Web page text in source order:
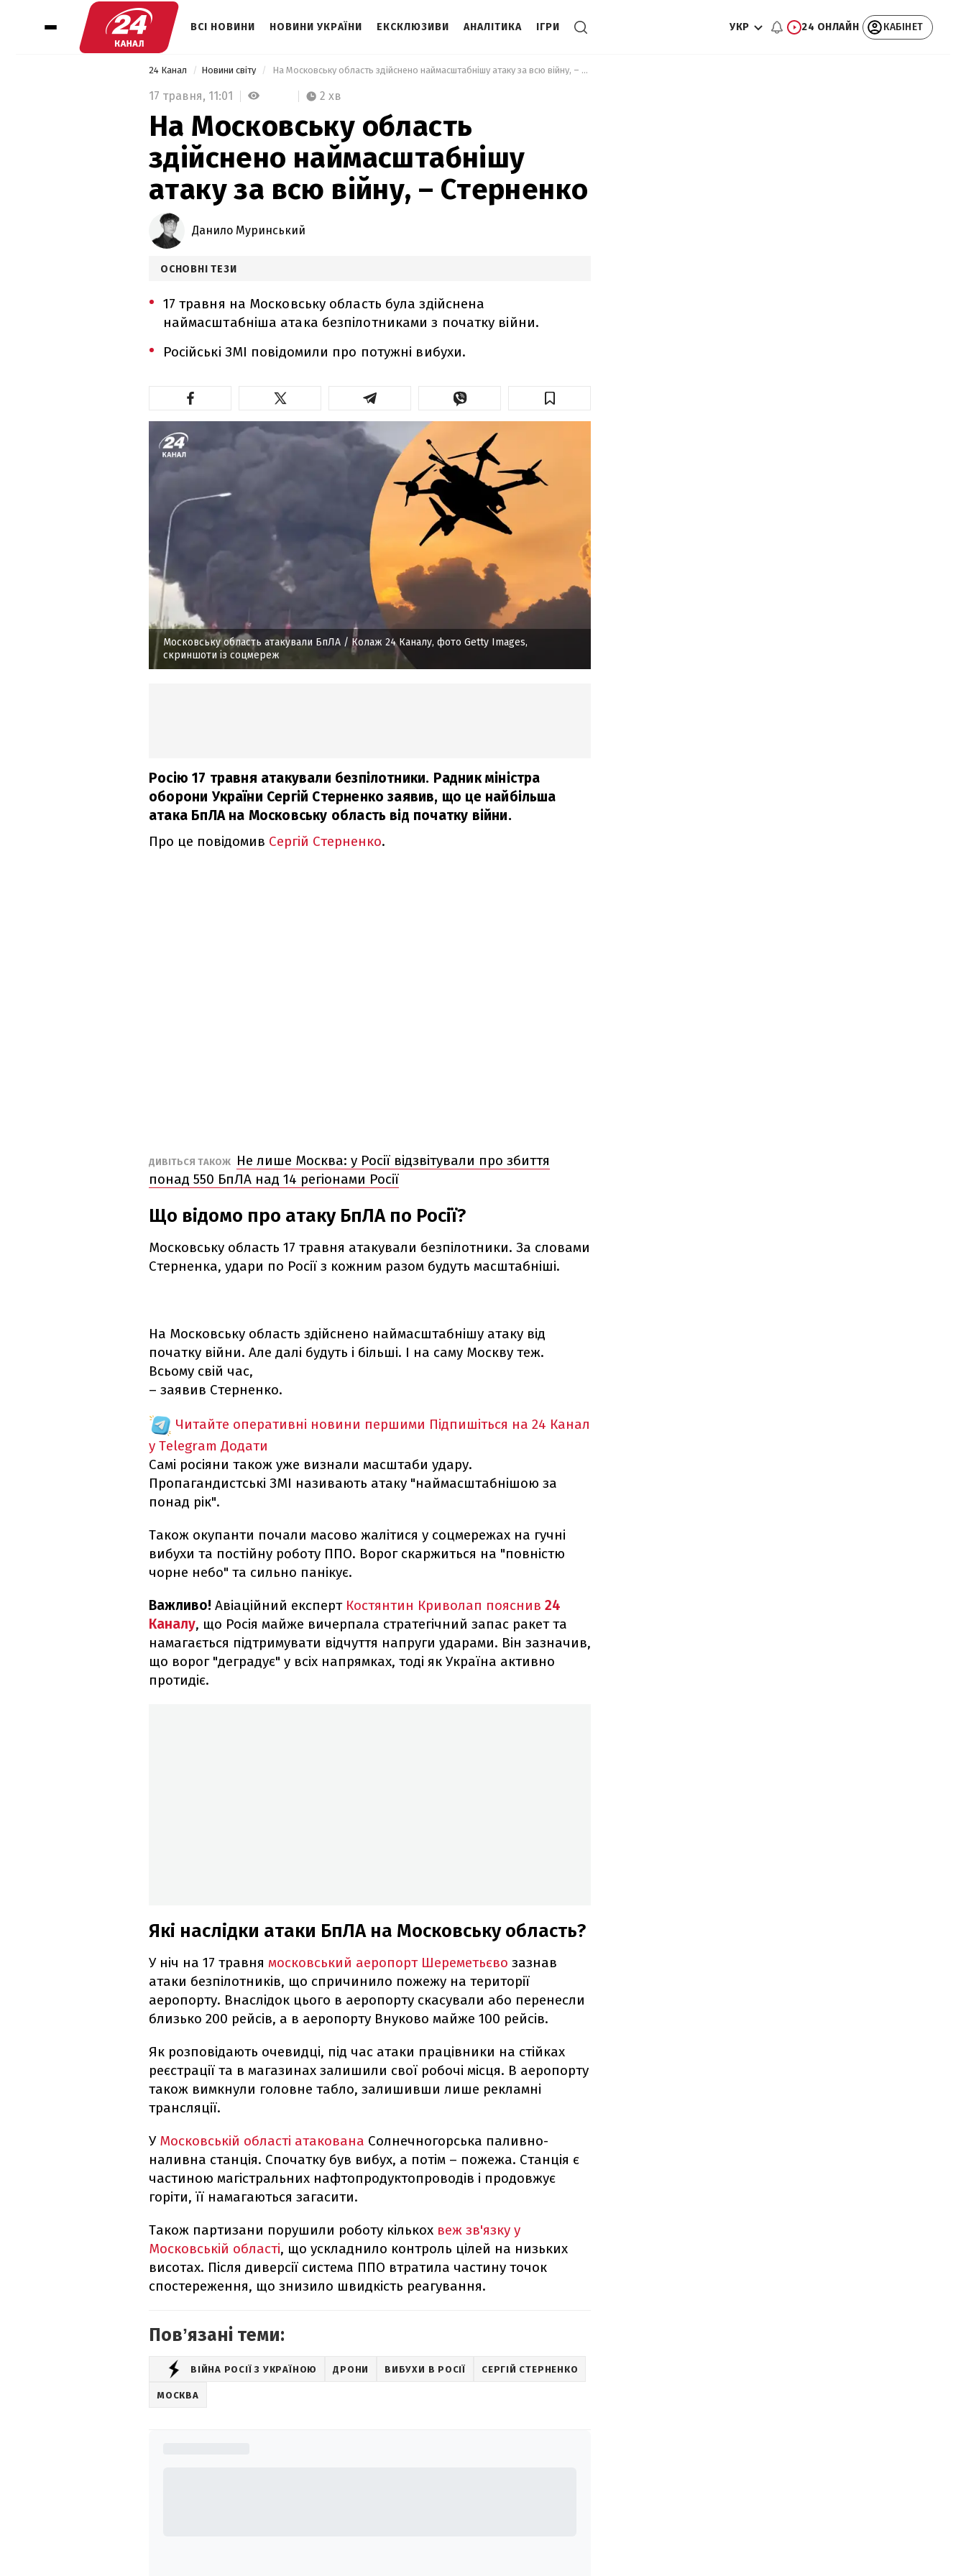
ВСІ НОВИНИ НОВИНИ УКРАЇНИ ЕКСКЛЮЗИВИ АНАЛІТИКА ІГРИ УКР 24 ОНЛАЙН КАБІНЕТ
24 Канал Новини світу На Московську область здійснено наймасштабнішу атаку за всю війну, – Стерненко
17 травня, 11:01 2 хв
На Московську область
здійснено наймасштабнішу
атаку за всю війну, – Стерненко
Данило Муринський
ОСНОВНІ ТЕЗИ
17 травня на Московську область була здійснена
наймасштабніша атака безпілотниками з початку війни.
Російські ЗМІ повідомили про потужні вибухи.
Московську область атакували БпЛА / Колаж 24 Каналу, фото Getty Images,
скриншоти із соцмереж
Росію 17 травня атакували безпілотники. Радник міністра
оборони України Сергій Стерненко заявив, що це найбільша
атака БпЛА на Московську область від початку війни.
Про це повідомив Сергій Стерненко.
ДИВІТЬСЯ ТАКОЖ
Не лише Москва: у Росії відзвітували про збиття
понад 550 БпЛА над 14 регіонами Росії
Що відомо про атаку БпЛА по Росії?
Московську область 17 травня атакували безпілотники. За словами
Стерненка, удари по Росії з кожним разом будуть масштабніші.
На Московську область здійснено наймасштабнішу атаку від
початку війни. Але далі будуть і більші. І на саму Москву теж.
Всьому свій час,
– заявив Стерненко.
Читайте оперативні новини першими Підпишіться на 24 Канал
у Telegram Додати
Самі росіяни також уже визнали масштаби удару.
Пропагандистські ЗМІ називають атаку "наймасштабнішою за
понад рік".
Також окупанти почали масово жалітися у соцмережах на гучні
вибухи та постійну роботу ППО. Ворог скаржиться на "повністю
чорне небо" та сильно панікує.
Важливо! Авіаційний експерт Костянтин Криволап пояснив 24
Каналу, що Росія майже вичерпала стратегічний запас ракет та
намагається підтримувати відчуття напруги ударами. Він зазначив,
що ворог "деградує" у всіх напрямках, тоді як Україна активно
протидіє.
Які наслідки атаки БпЛА на Московську область?
У ніч на 17 травня московський аеропорт Шереметьєво зазнав
атаки безпілотників, що спричинило пожежу на території
аеропорту. Внаслідок цього в аеропорту скасували або перенесли
близько 200 рейсів, а в аеропорту Внуково майже 100 рейсів.
Як розповідають очевидці, під час атаки працівники на стійках
реєстрації та в магазинах залишили свої робочі місця. В аеропорту
також вимкнули головне табло, залишивши лише рекламні
трансляції.
У Московській області атакована Солнечногорська паливно-
наливна станція. Спочатку був вибух, а потім – пожежа. Станція є
частиною магістральних нафтопродуктопроводів і продовжує
горіти, її намагаються загасити.
Також партизани порушили роботу кількох веж зв'язку у
Московській області, що ускладнило контроль цілей на низьких
висотах. Після диверсії система ППО втратила частину точок
спостереження, що знизило швидкість реагування.
Повʼязані теми:
ВІЙНА РОСІЇ З УКРАЇНОЮ ДРОНИ ВИБУХИ В РОСІЇ СЕРГІЙ СТЕРНЕНКО
МОСКВА